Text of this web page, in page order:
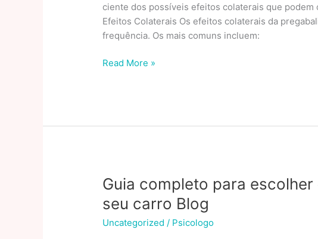
ciente dos possíveis efeitos colaterais que
Efeitos Colaterais Os efeitos colaterais da
frequência. Os mais comuns incluem:
Efeitos
e
Médicos
Read More »
Guia completo para
seu carro Blog
Uncategorized / Psicologo